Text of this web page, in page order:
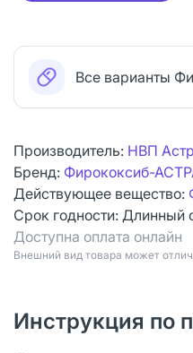
Все варианты
Производитель: НВП
Бренд: Фирококсиб-
Действующее вещество:
Срок годности: Длинный
Доступна оплата онлайн
Bнешний вид товара может
Инструкция по